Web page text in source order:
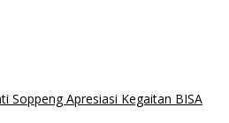
Soppeng Apresiasi Kegaitan BISA